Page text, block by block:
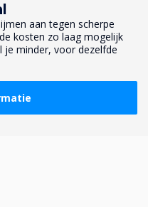
aan tegen scherpe
kosten zo laag mogelijk
je minder, voor dezelfde